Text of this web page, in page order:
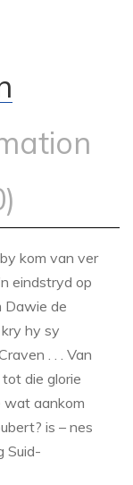
kom van ver
eindstryd op
Dawie de
hy sy
. . . Van
die glorie
wat aankom
is – nes
Suid-